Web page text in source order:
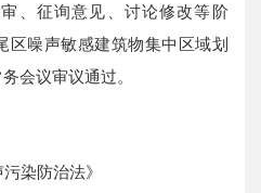
、征询意见、讨论修改等阶
区噪声敏感建筑物集中区域划
会议审议通过。
染防治法》